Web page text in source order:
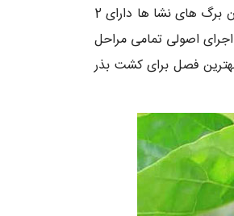
گذشت مدت زمانی در حدود 1 ماه تا 40 روز از زمانی که بذر کاشته شده است، شرایط برای قرار دادن آن در زمین اصلی مهیا خواهد شد. در این زمان برگ های نشا ها دارای 2
برداشت شود. در صورت اجرای اصولی تمامی مراحل
30 تن فلفل دلمه ای برداشت نمود. بهترین فصل برای کشت بذر